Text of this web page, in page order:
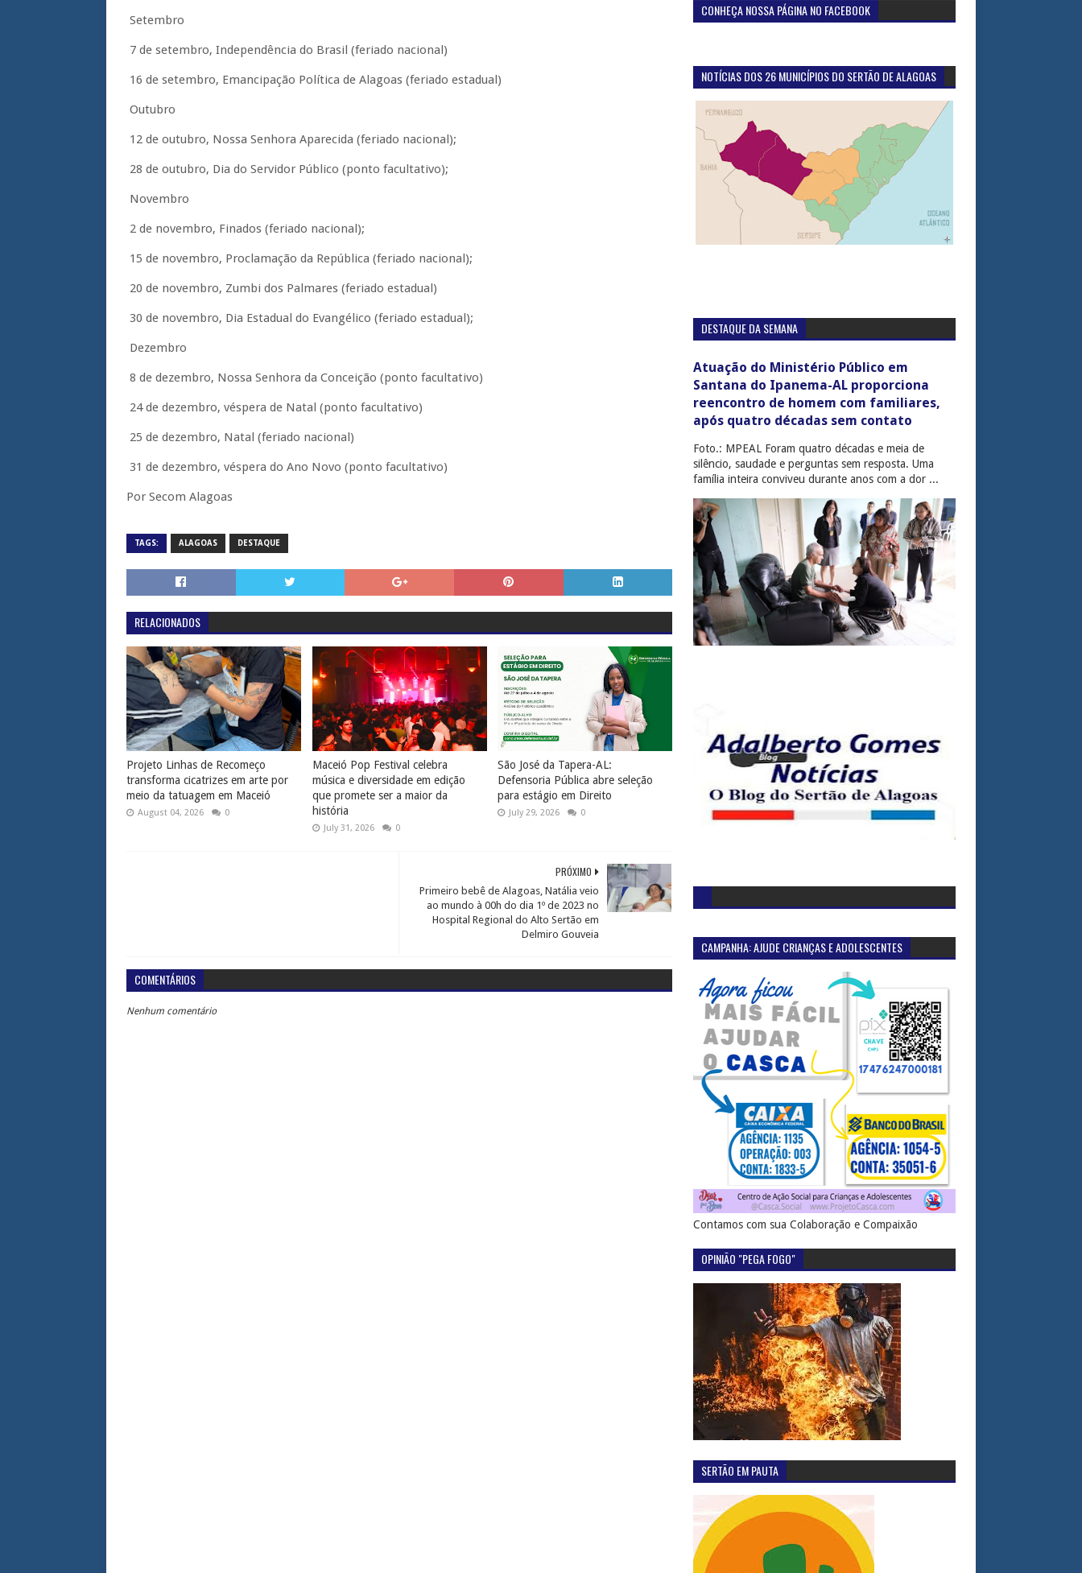
Setembro
7 de setembro, Independência do Brasil (feriado nacional)
16 de setembro, Emancipação Política de Alagoas (feriado estadual)
Outubro
12 de outubro, Nossa Senhora Aparecida (feriado nacional);
28 de outubro, Dia do Servidor Público (ponto facultativo);
Novembro
2 de novembro, Finados (feriado nacional);
15 de novembro, Proclamação da República (feriado nacional);
20 de novembro, Zumbi dos Palmares (feriado estadual)
30 de novembro, Dia Estadual do Evangélico (feriado estadual);
Dezembro
8 de dezembro, Nossa Senhora da Conceição (ponto facultativo)
24 de dezembro, véspera de Natal (ponto facultativo)
25 de dezembro, Natal (feriado nacional)
31 de dezembro, véspera do Ano Novo (ponto facultativo)
Por Secom Alagoas
TAGS: ALAGOAS DESTAQUE
RELACIONADOS
Projeto Linhas de Recomeço
transforma cicatrizes em arte por
meio da tatuagem em Maceió
August 04, 2026 0
Maceió Pop Festival celebra
música e diversidade em edição
que promete ser a maior da
história
July 31, 2026 0
São José da Tapera-AL:
Defensoria Pública abre seleção
para estágio em Direito
July 29, 2026 0
PRÓXIMO
Primeiro bebê de Alagoas, Natália veio
ao mundo à 00h do dia 1º de 2023 no
Hospital Regional do Alto Sertão em
Delmiro Gouveia
COMENTÁRIOS
Nenhum comentário
CONHEÇA NOSSA PÁGINA NO FACEBOOK
NOTÍCIAS DOS 26 MUNICÍPIOS DO SERTÃO DE ALAGOAS
DESTAQUE DA SEMANA
Atuação do Ministério Público em
Santana do Ipanema-AL proporciona
reencontro de homem com familiares,
após quatro décadas sem contato
Foto.: MPEAL Foram quatro décadas e meia de
silêncio, saudade e perguntas sem resposta. Uma
família inteira conviveu durante anos com a dor ...
CAMPANHA: AJUDE CRIANÇAS E ADOLESCENTES
Contamos com sua Colaboração e Compaixão
OPINIÃO "PEGA FOGO"
SERTÃO EM PAUTA